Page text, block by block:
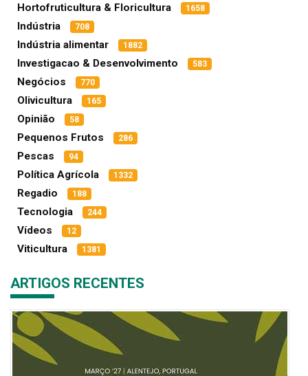
Hortofruticultura & Floricultura 1658
Indústria 708
Indústria alimentar 1882
Investigacao & Desenvolvimento 583
Negócios 770
Olivicultura 165
Opinião 58
Pequenos Frutos 286
Pescas 94
Política Agrícola 1332
Regadio 188
Tecnologia 244
Vídeos 12
Viticultura 1381
ARTIGOS RECENTES